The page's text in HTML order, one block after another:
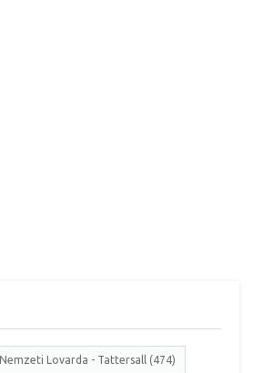
Nemzeti Lovarda - Tattersall (474)